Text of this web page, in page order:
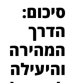
סיכום:
הדרך
המהירה
והיעילה